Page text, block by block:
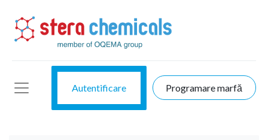
Autentificare Programare marfă